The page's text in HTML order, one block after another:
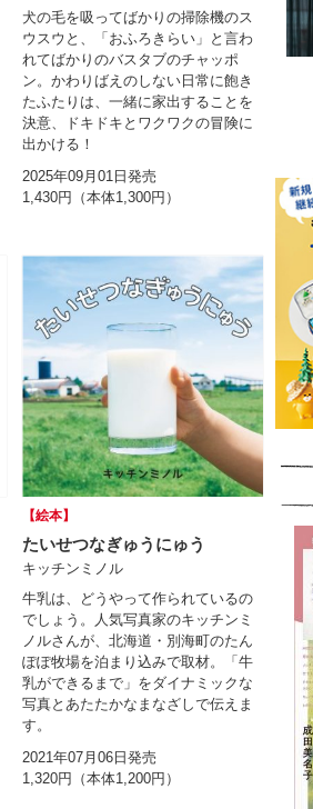
犬の毛を吸ってばかりの掃除機のス
ウスウと、「おふろきらい」と言わ
れてばかりのバスタブのチャッポ
ン。かわりばえのしない日常に飽き
たふたりは、一緒に家出することを
決意、ドキドキとワクワクの冒険に
出かける！
2025年09月01日発売
1,430円（本体1,300円）
【絵本】
たいせつなぎゅうにゅう
キッチンミノル
牛乳は、どうやって作られているの
でしょう。人気写真家のキッチンミ
ノルさんが、北海道・別海町のたん
ぽぽ牧場を泊まり込みで取材。「牛
乳ができるまで」をダイナミックな
写真とあたたかなまなざしで伝えま
す。
2021年07月06日発売
1,320円（本体1,200円）